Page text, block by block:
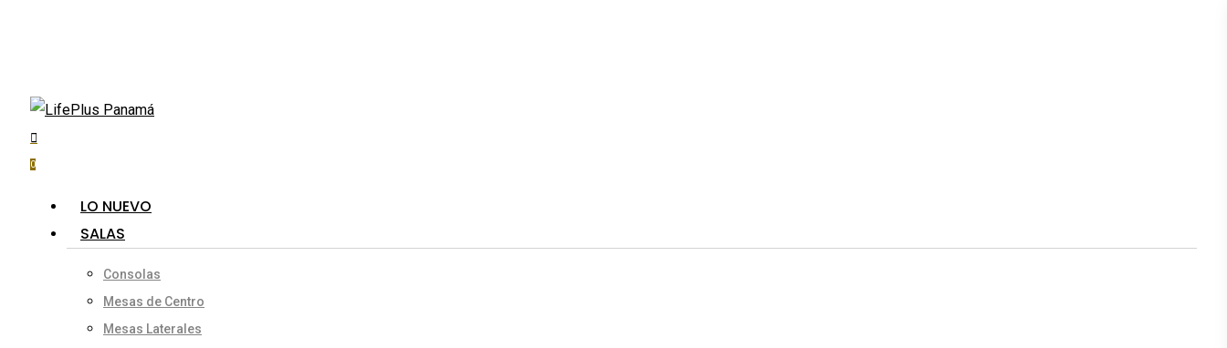
content
search
account
0
LO NUEVO
SALAS
Consolas
Mesas de Centro
Mesas Laterales